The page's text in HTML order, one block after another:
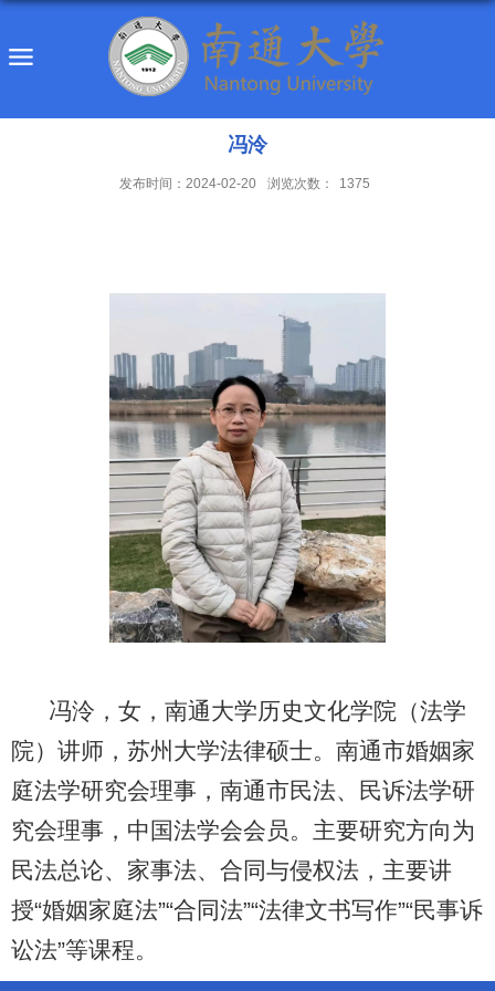
冯泠
发布时间：2024-02-20 浏览次数： 1375
冯泠，女，南通大学历史文化学院（法学
院）讲师，苏州大学法律硕士。 南通市婚姻家
庭法学研究会理事，南通市民法、民诉法学研
究会理事，中国法学会会员。主要研究方向为
民法总论、家事法、合同与侵权法，主要讲
授“婚姻家庭法”“合同法”“法律文书写作”“民事诉
讼法”等课程。